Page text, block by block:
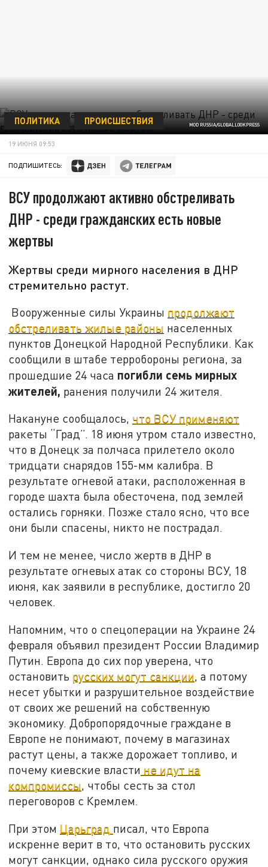
MOD RUSSIA/GLOBALLOOKPRESS
ПОЛИТИКА ПРОИСШЕСТВИЯ
19 ИЮНЯ 09:53
ПОДПИШИТЕСЬ:
ВСУ продолжают активно обстреливать
ДНР - среди гражданских есть новые
жертвы
Жертвы среди мирного населения в ДНР
стремительно растут.
Вооруженные силы Украины продолжают
обстреливать жилые районы населенных
пунктов Донецкой Народной Республики. Как
сообщили в штабе терробороны региона, за
прошедшие 24 часа погибли семь мирных
жителей, ранения получили 24 жителя.
Накануне сообщалось, что ВСУ применяют
ракеты “Град”. 18 июня утром стало известно,
что в Донецк за полчаса прилетело около
тридцати снарядов 155-мм калибра. В
результате огневой атаки, расположенная в
городе шахта была обесточена, под землей
остались горняки. Позже стало ясно, что все
они были спасены, никто не пострадал.
И тем не менее, число жертв в ДНР в
результате огневых атак со стороны ВСУ, 18
июня, как заявили в республике, достигло 20
человек.
Напомним, что о спецоперации на Украине 24
февраля объявил президент России Владимир
Путин. Европа до сих пор уверена, что
остановить русских могут санкции, а потому
несет убытки и разрушительное воздействие
от своих же решений на собственную
экономику. Добропорядочные граждане в
Европе не понимают, почему в магазинах
растут цены, а также дорожает топливо, и
почему киевские власти не идут на
компромиссы, чтобы сесть за стол
переговоров с Кремлем.
При этом Царьград писал, что Европа
искренне верит в то, что остановить русских
могут санкции, однако сила русского оружия